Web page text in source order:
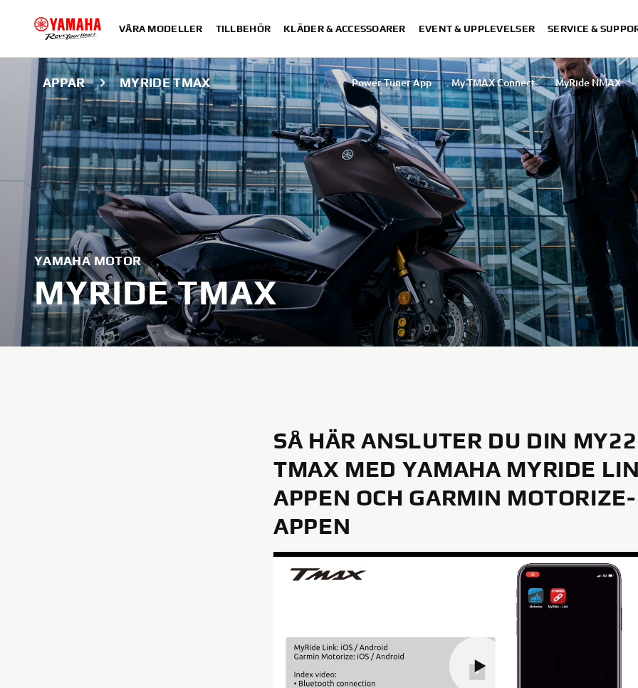
VÅRA MODELLER TILLBEHÖR KLÄDER & ACCESSOARER EVENT & UPPLEVELSER SERVICE &
APPAR MYRIDE TMAX Power Tuner App My TMAX Connect
MyRide NMAX
MyRide Tricity
YAMAHA MOTOR
MYRIDE TMAX
SÅ HÄR ANSLUTER DU DIN MY22
TMAX MED YAMAHA MYRIDE
APPEN OCH GARMIN MOTORIZE-
APPEN